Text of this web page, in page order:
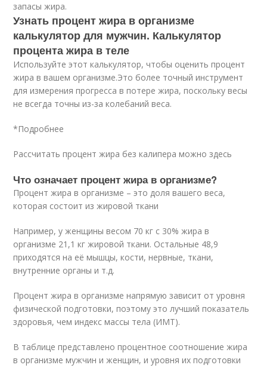
запасы жира.
Узнать процент жира в организме
калькулятор для мужчин. Калькулятор
процента жира в теле
Используйте этот калькулятор, чтобы оценить процент
жира в вашем организме.Это более точный инструмент
для измерения прогресса в потере жира, поскольку весы
не всегда точны из-за колебаний веса.
*Подробнее
Рассчитать процент жира без калипера можно здесь
Что означает процент жира в организме?
Процент жира в организме – это доля вашего веса,
которая состоит из жировой ткани
Например, у женщины весом 70 кг с 30% жира в
организме 21,1 кг жировой ткани. Остальные 48,9
приходятся на её мышцы, кости, нервные, ткани,
внутренние органы и т.д.
Процент жира в организме напрямую зависит от уровня
физической подготовки, поэтому это лучший показатель
здоровья, чем индекс массы тела (ИМТ).
В таблице представлено процентное соотношение жира
в организме мужчин и женщин, и уровня их подготовки